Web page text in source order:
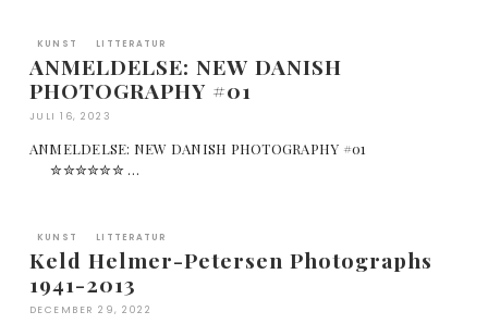
KUNST LITTERATUR
ANMELDELSE: NEW DANISH
PHOTOGRAPHY #01
JULI 16, 2023
ANMELDELSE: NEW DANISH PHOTOGRAPHY #01
✮✮✮✮✮✮ …
KUNST LITTERATUR
Keld Helmer-Petersen Photographs
1941-2013
DECEMBER 29, 2022